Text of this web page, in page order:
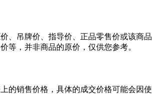
、吊牌价、指导价、正品零售价或该商品
等，并非商品的原价，仅供您参考。
的销售价格，具体的成交价格可能会因使